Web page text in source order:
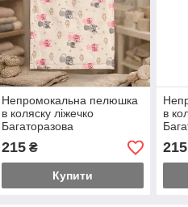
Непромокальна пелюшка
в коляску ліжечко
Багаторазова
непромокашка фланель
Котики
215₴
Купити
в
215